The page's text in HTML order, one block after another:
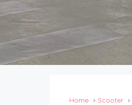
Home Scooter